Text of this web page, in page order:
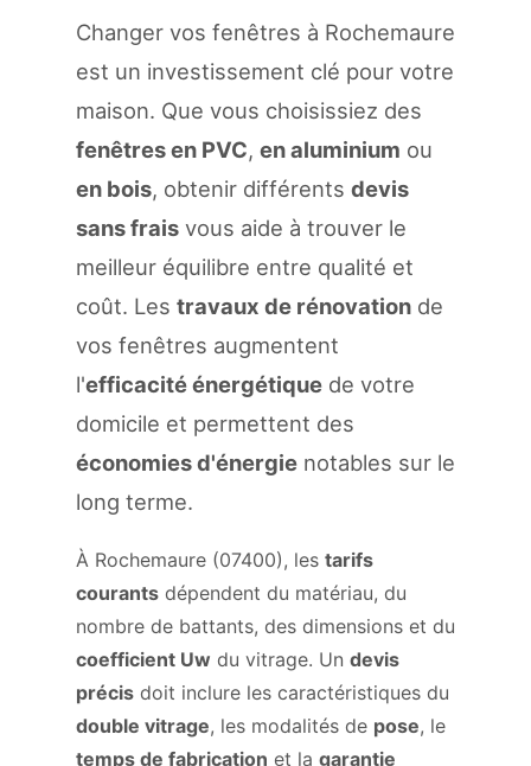
Changer vos fenêtres à Rochemaure
est un investissement clé pour votre
maison. Que vous choisissiez des
fenêtres en PVC, en aluminium ou
en bois, obtenir différents devis
sans frais vous aide à trouver le
meilleur équilibre entre qualité et
coût. Les travaux de rénovation de
vos fenêtres augmentent
l'efficacité énergétique de votre
domicile et permettent des
économies d'énergie notables sur le
long terme.
À Rochemaure (07400), les tarifs
courants dépendent du matériau, du
nombre de battants, des dimensions et du
coefficient Uw du vitrage. Un devis
précis doit inclure les caractéristiques du
double vitrage, les modalités de pose, le
temps de fabrication et la garantie